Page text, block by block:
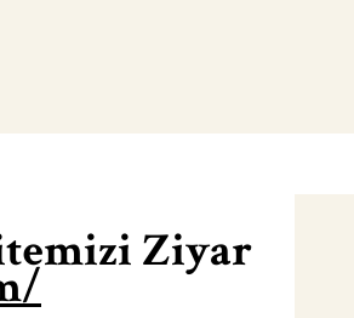
Ziyar